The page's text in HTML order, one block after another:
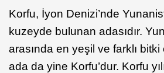
Korfu, İyon Denizi’nde
kuzeyde bulunan adasıdır.
arasında en yeşil ve farklı
ada da yine Korfu’dur. Korfu